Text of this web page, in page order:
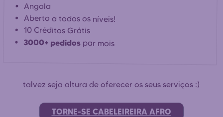
Angola
Aberto a todos os níveis!
10 Créditos Grátis
3000+ pedidos par mois
talvez seja altura de oferecer os seus serviços :)
TORNE-SE CABELEIREIRA AFRO